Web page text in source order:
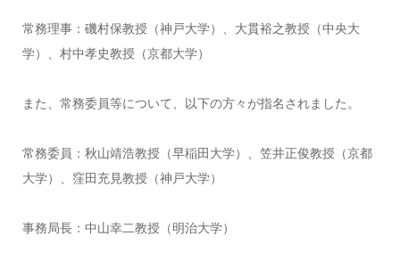
常務理事：磯村保教授（神戸大学）、大貫裕之教授（中央大
学）、村中孝史教授（京都大学）
また、常務委員等について、以下の方々が指名されました。
常務委員：秋山靖浩教授（早稲田大学）、笠井正俊教授（京都
大学）、窪田充見教授（神戸大学）
事務局長：中山幸二教授（明治大学）